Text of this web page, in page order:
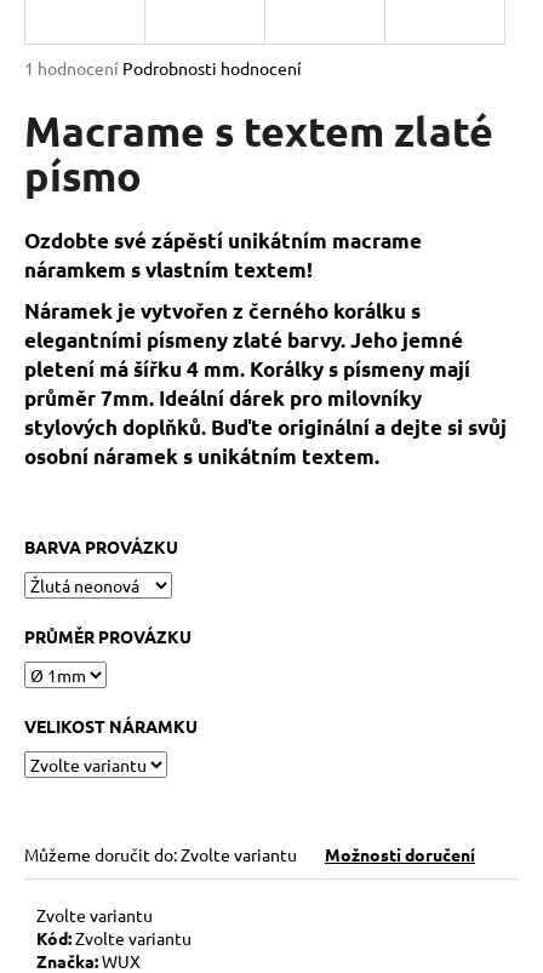
Průměrné
produktu
je
5
hvězdiček.
1 hodnocení Podrobnosti hodnocení
Macrame s textem zlaté
písmo
Ozdobte své zápěstí unikátním macrame
náramkem s vlastním textem!
Náramek je vytvořen z černého korálku s
elegantními písmeny zlaté barvy. Jeho jemné
pletení má šířku 4 mm. Korálky s písmeny mají
průměr 7mm. Ideální dárek pro milovníky
stylových doplňků. Buďte originální a dejte si svůj
osobní náramek s unikátním textem.
BARVA PROVÁZKU
PRŮMĚR PROVÁZKU
VELIKOST NÁRAMKU
Můžeme doručit do:Zvolte variantu Možnosti doručení
Zvolte variantu
Kód:Zvolte variantu
Značka:WUX
j
t
?
HLEDAT
D
o
p
o
č
u
j
e
m
e
NÁRAMEK
BLÍŽENCI